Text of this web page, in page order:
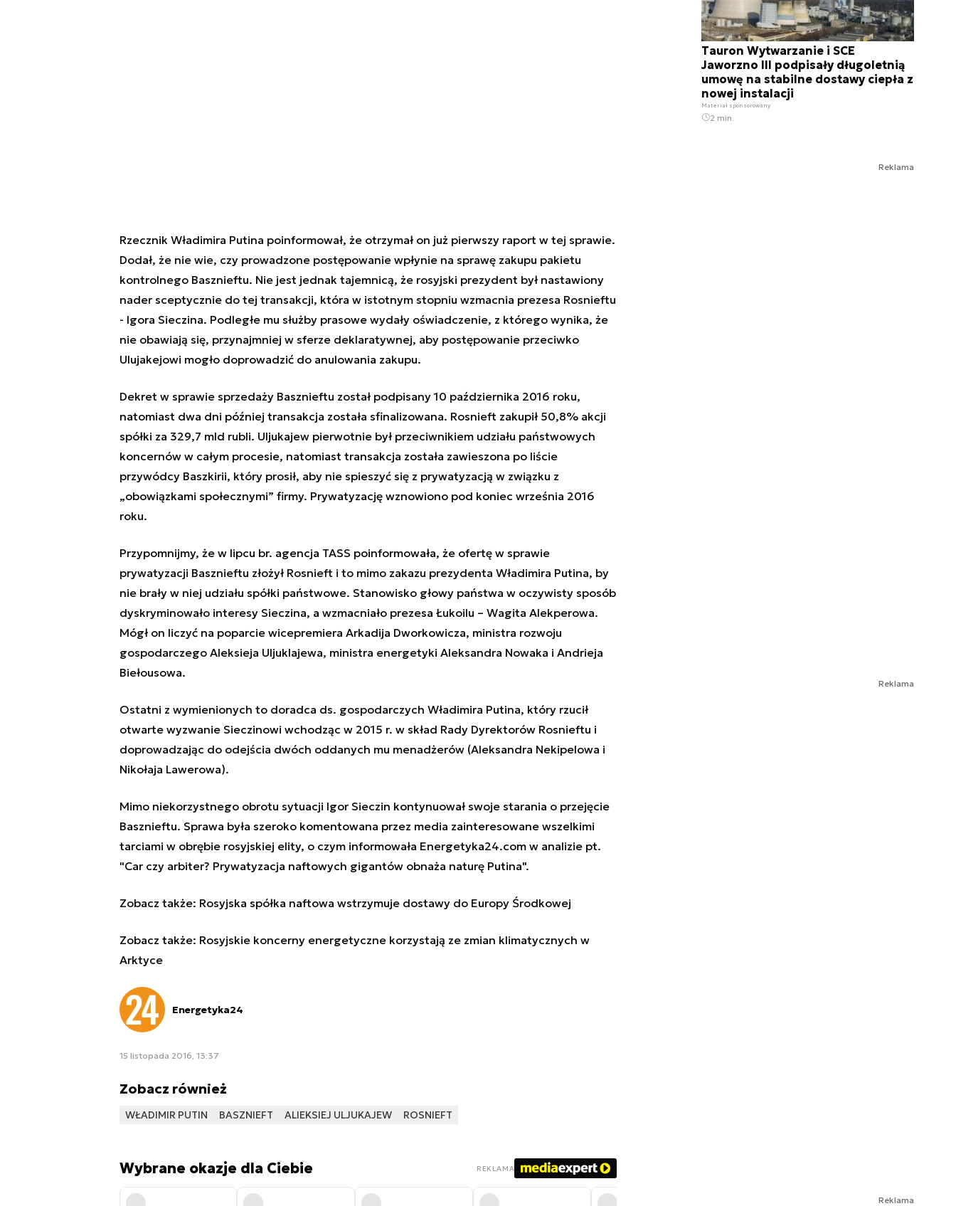
Rzecznik Władimira Putina poinformował, że otrzymał on już pierwszy raport w tej sprawie.
Dodał, że nie wie, czy prowadzone postępowanie wpłynie na sprawę zakupu pakietu
kontrolnego Basznieftu. Nie jest jednak tajemnicą, że rosyjski prezydent był nastawiony
nader sceptycznie do tej transakcji, która w istotnym stopniu wzmacnia prezesa Rosnieftu
- Igora Sieczina. Podległe mu służby prasowe wydały oświadczenie, z którego wynika, że
nie obawiają się, przynajmniej w sferze deklaratywnej, aby postępowanie przeciwko
Ulujakejowi mogło doprowadzić do anulowania zakupu.
Dekret w sprawie sprzedaży Basznieftu został podpisany 10 października 2016 roku,
natomiast dwa dni później transakcja została sfinalizowana. Rosnieft zakupił 50,8% akcji
spółki za 329,7 mld rubli. Uljukajew pierwotnie był przeciwnikiem udziału państwowych
koncernów w całym procesie, natomiast transakcja została zawieszona po liście
przywódcy Baszkirii, który prosił, aby nie spieszyć się z prywatyzacją w związku z
„obowiązkami społecznymi” firmy. Prywatyzację wznowiono pod koniec września 2016
roku.
Przypomnijmy, że w lipcu br. agencja TASS poinformowała, że ofertę w sprawie
prywatyzacji Basznieftu złożył Rosnieft i to mimo zakazu prezydenta Władimira Putina, by
nie brały w niej udziału spółki państwowe. Stanowisko głowy państwa w oczywisty sposób
dyskryminowało interesy Sieczina, a wzmacniało prezesa Łukoilu – Wagita Alekperowa.
Mógł on liczyć na poparciewicepremiera Arkadija Dworkowicza, ministra rozwoju
gospodarczego Aleksieja Uljuklajewa, ministra energetyki Aleksandra Nowaka i Andrieja
Biełousowa.
Ostatni z wymienionych to doradca ds. gospodarczych Władimira Putina, który rzucił
otwarte wyzwanie Sieczinowi wchodząc w 2015 r. w skład Rady Dyrektorów Rosnieftu i
doprowadzając do odejścia dwóch oddanych mu menadżerów(Aleksandra Nekipelowa i
Nikołaja Lawerowa).
Mimo niekorzystnego obrotu sytuacji Igor Sieczin kontynuował swoje starania o przejęcie
Basznieftu. Sprawa była szeroko komentowana przez media zainteresowane wszelkimi
tarciami w obrębie rosyjskiej elity, o czym informowała Energetyka24.com w analizie pt.
"Car czy arbiter? Prywatyzacja naftowych gigantów obnaża naturę Putina".
Zobacz także: Rosyjska spółka naftowa wstrzymuje dostawy do Europy Środkowej
Zobacz także: Rosyjskie koncerny energetyczne korzystają ze zmian klimatycznych w
Arktyce
Energetyka24
15 listopada 2016, 13:37
Zobacz również
WŁADIMIR PUTIN BASZNIEFT ALIEKSIEJ ULJUKAJEW ROSNIEFT
Wybrane okazje dla Ciebie REKLAMA
Tauron Wytwarzanie i SCE
Jaworzno III podpisały długoletnią
umowę na stabilne dostawy ciepła z
nowej instalacji
Materiał sponsorowany
2 min.
Reklama
Reklama
Reklama